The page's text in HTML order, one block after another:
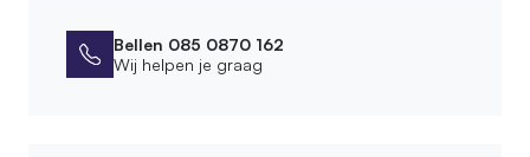
Bellen 085 0870 162
Wij helpen je graag